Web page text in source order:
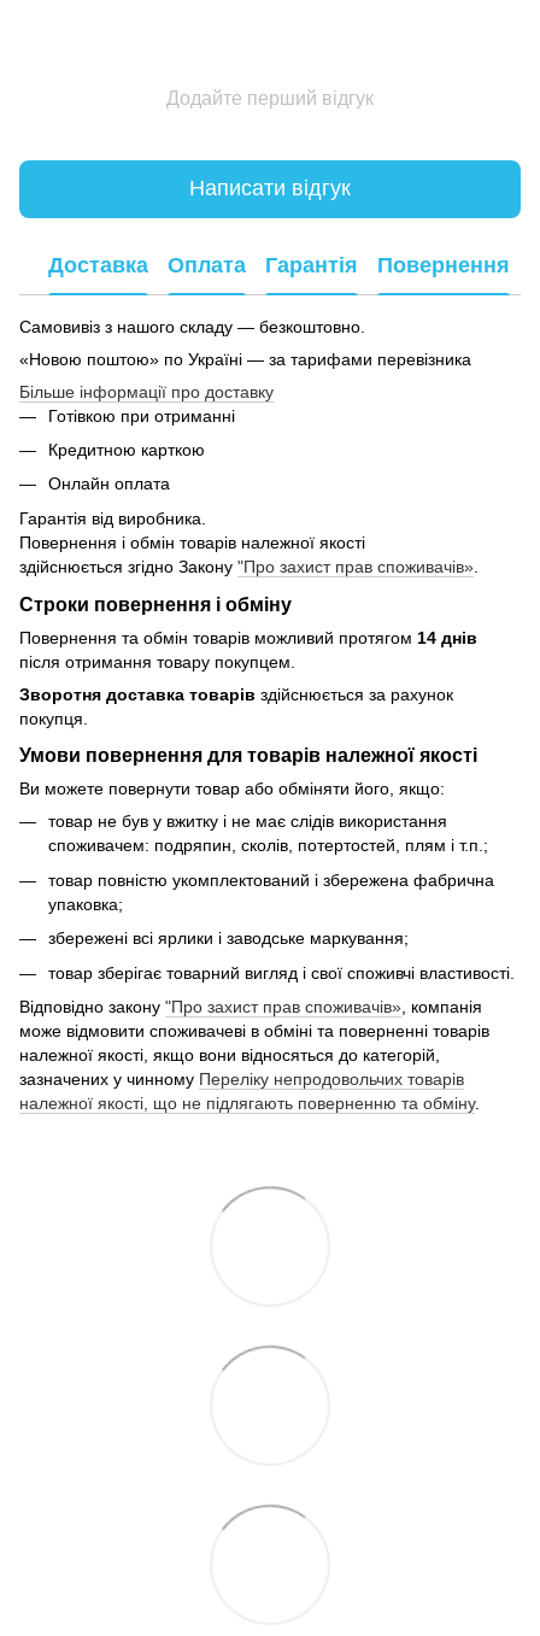
Додайте перший відгук
Написати відгук
Доставка Оплата Гарантія Повернення
Самовивіз з нашого складу — безкоштовно.
«Новою поштою» по Україні — за тарифами перевізника
Більше інформації про доставку
Готівкою при отриманні
Кредитною карткою
Онлайн оплата
Гарантія від виробника.
Повернення і обмін товарів належної якості
здійснюється згідно Закону "Про захист прав споживачів»
Строки повернення і обміну
Повернення та обмін товарів можливий протягом 14 днів
після отримання товару покупцем.
Зворотня доставка товарів здійснюється за рахунок
покупця.
Умови повернення для товарів належної якості
Ви можете повернути товар або обміняти його, якщо:
товар не був у вжитку і не має слідів використання
споживачем: подряпин, сколів, потертостей, плям і т.п.;
товар повністю укомплектований і збережена фабрична
упаковка;
збережені всі ярлики і заводське маркування;
товар зберігає товарний вигляд і свої споживчі властивості.
Відповідно закону "Про захист прав споживачів» , компанія
може відмовити споживачеві в обміні та поверненні товарів
належної якості, якщо вони відносяться до категорій,
зазначених у чинному Переліку непродовольчих товарів
належної якості, що не підлягають поверненню та обміну.